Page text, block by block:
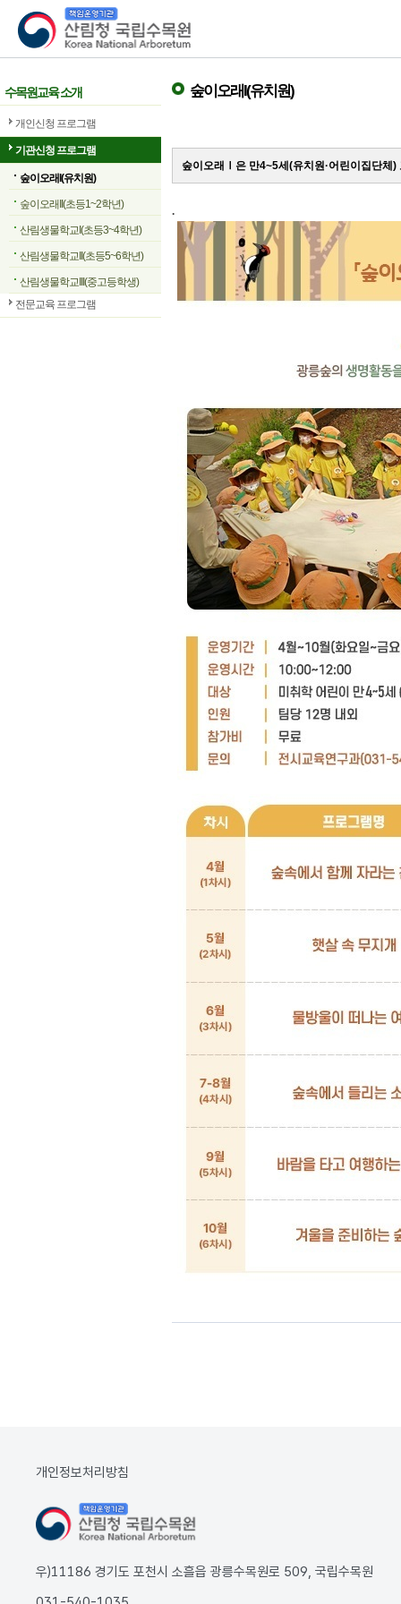
산림청 국립수목원
수목원교육 소개
개인신청 프로그램
기관신청 프로그램
숲이오래I(유치원)
숲이오래II(초등1~2학년)
산림생물학교I(초등3~4학년)
산림생물학교II(초등5~6학년)
산림생물학교III(중고등학생)
전문교육 프로그램
숲이오래I(유치원)
숲이오래Ⅰ은 만4~5세(유치원·어린이집단체)
.
개인정보처리방침
우)11186 경기도 포천시 소흘읍 광릉수목원로 509, 국립수목원